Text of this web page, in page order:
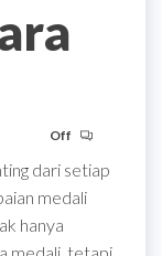
Off
dari setiap
medali
hanya